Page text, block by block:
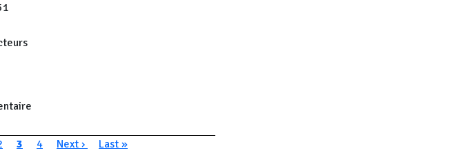
Page courante
3 Page
4 Page suivante
Next › Dernière page
Last »